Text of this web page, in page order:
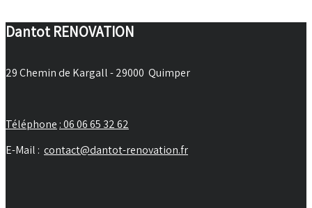
Dantot RENOVATION
29 Chemin de Kargall - 29000 Quimper
Téléphone : 06 06 65 32 62
E-Mail : contact@dantot-renovation.fr